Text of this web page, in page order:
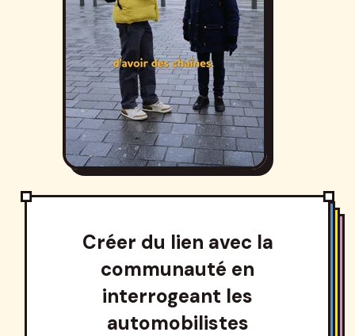
Créer du lien avec la
communauté en
interrogeant les
automobilistes